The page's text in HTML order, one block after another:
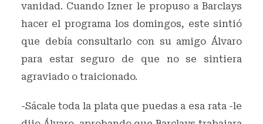
vanidad. Cuando Izner le propuso a Barclays
hacer el programa los domingos, este sintió
que debía consultarlo con su amigo Álvaro
para estar seguro de que no se sintiera
agraviado o traicionado.
-Sácale toda la plata que puedas a esa rata -le